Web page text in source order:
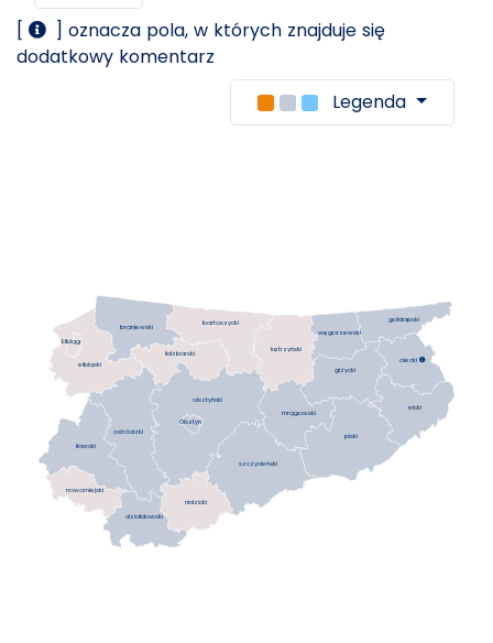
[
] oznacza pola, w których znajduje się
dodatkowy komentarz
Legenda
bartoszycki
braniewski
działdowski
elbląski
ełcki
giżycki
iławski
kętrzyński
lidzbarski
mrągowski
nidzicki
nowomiejski
olecki
olsztyński
ostródzki piski
szczycieński
gołdapski
węgorzewski
Elbląg
Olsztyn